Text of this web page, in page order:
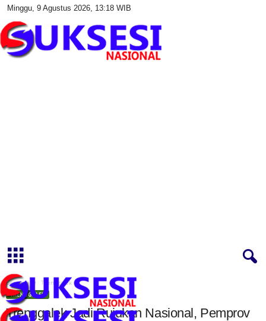
Minggu, 9 Agustus 2026, 13:18 WIB
Beranda Trenggalek
TRENGGALEK
Trenggalek Jadi Rujukan Nasional, Pemprov